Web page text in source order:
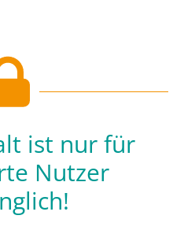
ist nur für
Nutzer